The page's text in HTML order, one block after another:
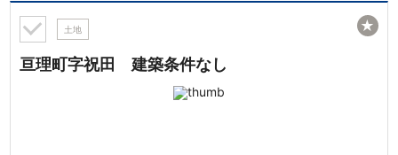
土地
亘理町字祝田 建築条件なし
★